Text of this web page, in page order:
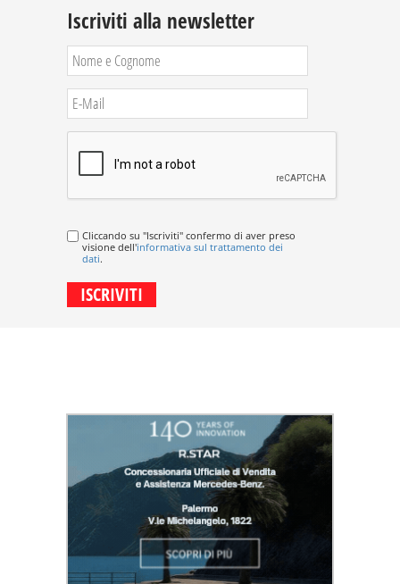
Iscriviti alla newsletter
Cliccando su "Iscriviti" confermo di aver preso
visione dell'informativa sul trattamento dei
dati.